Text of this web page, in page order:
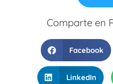
Comparte en
Facebook
LinkedIn